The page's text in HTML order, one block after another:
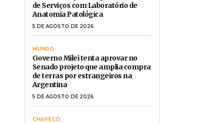
de Serviços com Laboratório de
Anatomia Patológica
5 DE AGOSTO DE 2026
MUNDO
Governo Milei tenta aprovar no
Senado projeto que amplia compra
de terras por estrangeiros na
Argentina
5 DE AGOSTO DE 2026
CHAPECÓ